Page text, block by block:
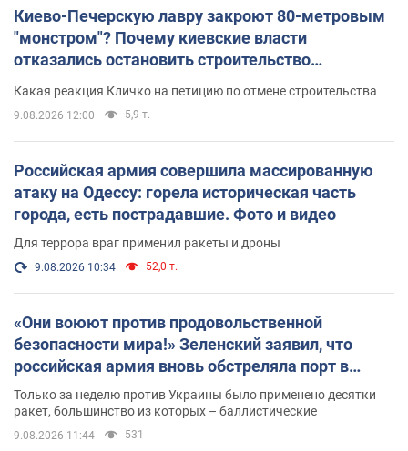
Киево-Печерскую лавру закроют 80-метровым
"монстром"? Почему киевские власти
отказались остановить строительство
Какая реакция Кличко на петицию по отмене строительства
9.08.2026 12:00 5,9 т.
Российская армия совершила массированную
атаку на Одессу: горела историческая часть
города, есть пострадавшие. Фото и видео
Для террора враг применил ракеты и дроны
9.08.2026 10:34 52,0 т.
«Они воюют против продовольственной
безопасности мира!» Зеленский заявил, что
российская армия вновь обстреляла порт в
Одессе
Только за неделю против Украины было применено десятки
ракет, большинство из которых – баллистические
9.08.2026 11:44 531